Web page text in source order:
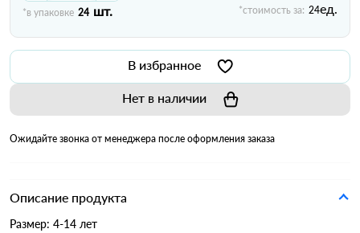
*в упаковке 24 шт. *стоимость за: 24ед.
В избранное
Нет в наличии
Ожидайте звонка от менеджера после оформления заказа
Описание продукта
Размер: 4-14 лет